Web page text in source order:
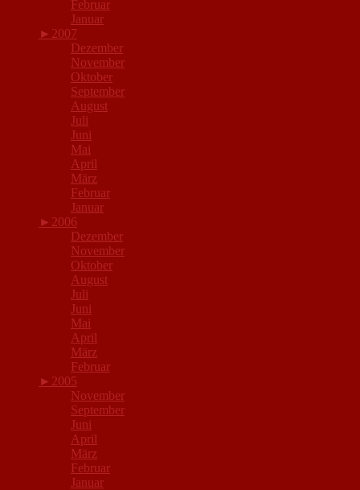
Februar
Januar
► 2007
Dezember
November
Oktober
September
August
Juli
Juni
Mai
April
März
Februar
Januar
► 2006
Dezember
November
Oktober
August
Juli
Juni
Mai
April
März
Februar
► 2005
November
September
Juni
April
März
Februar
Januar